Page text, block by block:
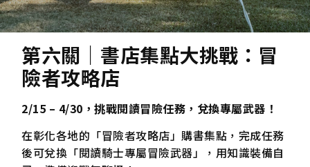
第六關｜書店集點大挑戰：冒
險者攻略店
2/15 – 4/30，挑戰閱讀冒險任務，兌換專屬武器！
在彰化各地的「冒險者攻略店」購書集點，完成任務
後可兌換「閱讀騎士專屬冒險武器」，用知識裝備自